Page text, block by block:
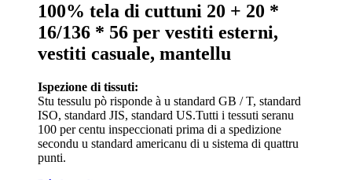
100% tela di cuttuni 20 + 20 *
16/136 * 56 per vestiti esterni,
vestiti casuale, mantellu
Ispezione di tissuti:
Stu tessulu pò risponde à u standard GB / T, standard
ISO, standard JIS, standard US.Tutti i tessuti seranu
100 per centu inspeccionati prima di a spedizione
secondu u standard americanu di u sistema di quattru
punti.